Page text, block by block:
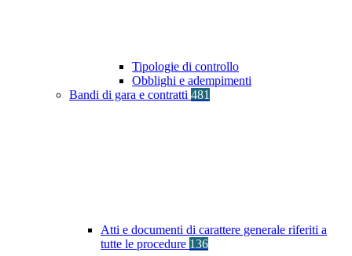
Tipologie di controllo
Obblighi e adempimenti
Bandi di gara e contratti 481
Atti e documenti di carattere generale riferiti a
tutte le procedure 136